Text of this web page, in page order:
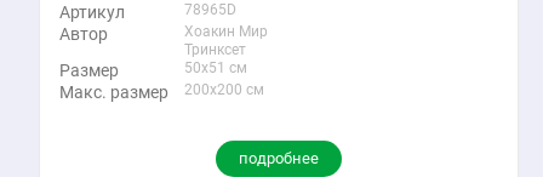
Артикул 78965D
Автор
Хоакин Мир
Тринксет
Размер 50x51 см
Макс. размер 200x200 см
подробнее